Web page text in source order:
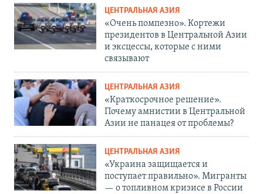
ЦЕНТРАЛЬНАЯ АЗИЯ
«Очень помпезно». Кортежи
президентов в Центральной Азии
и эксцессы, которые с ними
связывают
ЦЕНТРАЛЬНАЯ АЗИЯ
«Краткосрочное решение».
Почему амнистии в Центральной
Азии не панацея от проблемы?
ЦЕНТРАЛЬНАЯ АЗИЯ
«Украина защищается и
поступает правильно». Мигранты
— о топливном кризисе в России